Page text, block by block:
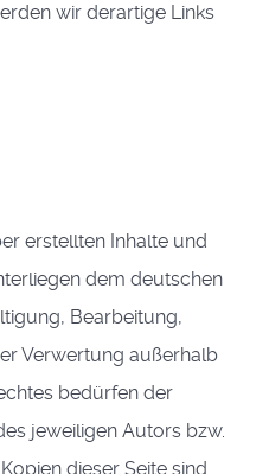
wir derartige Links
erstellten Inhalte und
dem deutschen
Bearbeitung,
Verwertung außerhalb
bedürfen der
jeweiligen Autors bzw.
dieser Seite sind